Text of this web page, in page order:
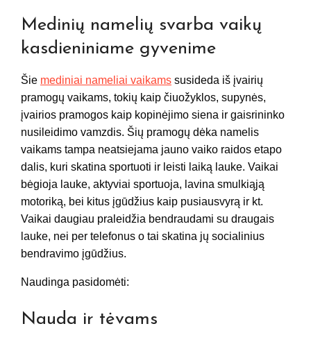
Medinių namelių svarba vaikų
kasdieniniame gyvenime
Šie mediniai nameliai vaikams susideda iš įvairių
pramogų vaikams, tokių kaip čiuožyklos, supynės,
įvairios pramogos kaip kopinėjimo siena ir gaisrininko
nusileidimo vamzdis. Šių pramogų dėka namelis
vaikams tampa neatsiejama jauno vaiko raidos etapo
dalis, kuri skatina sportuoti ir leisti laiką lauke. Vaikai
bėgioja lauke, aktyviai sportuoja, lavina smulkiąją
motoriką, bei kitus įgūdžius kaip pusiausvyrą ir kt.
Vaikai daugiau praleidžia bendraudami su draugais
lauke, nei per telefonus o tai skatina jų socialinius
bendravimo įgūdžius.
Naudinga pasidomėti:
Nauda ir tėvams